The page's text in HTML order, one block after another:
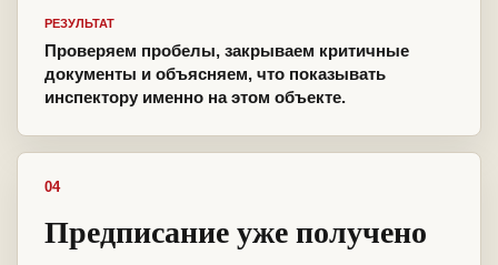
РЕЗУЛЬТАТ
Проверяем пробелы, закрываем критичные
документы и объясняем, что показывать
инспектору именно на этом объекте.
04
Предписание уже получено